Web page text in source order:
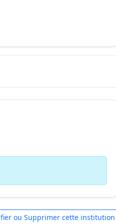
ou Supprimer cette institution